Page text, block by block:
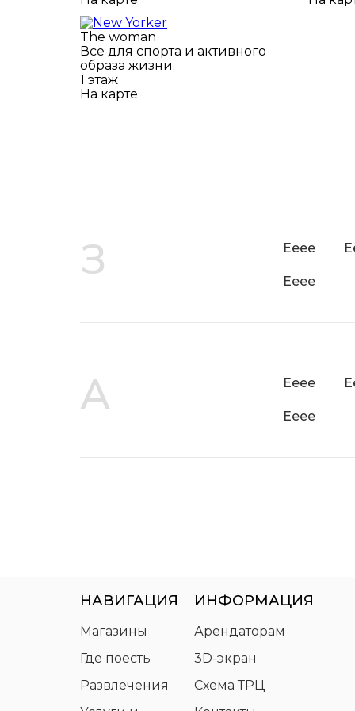
The woman
Все для спорта и активного
образа жизни.
1 этаж
На карте
З Ееее
Ееее
А Ееее
Ееее
НАВИГАЦИЯ
Магазины
Где поесть
Развлечения
ИНФОРМАЦИЯ
Арендаторам
3D-экран
Схема ТРЦ